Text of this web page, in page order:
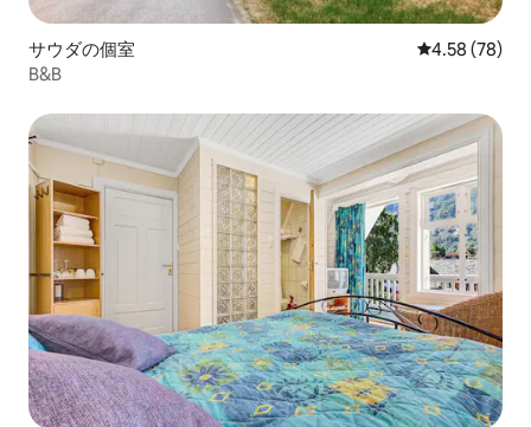
サウダの個室 レビュー78
4.58 (78)
B&B